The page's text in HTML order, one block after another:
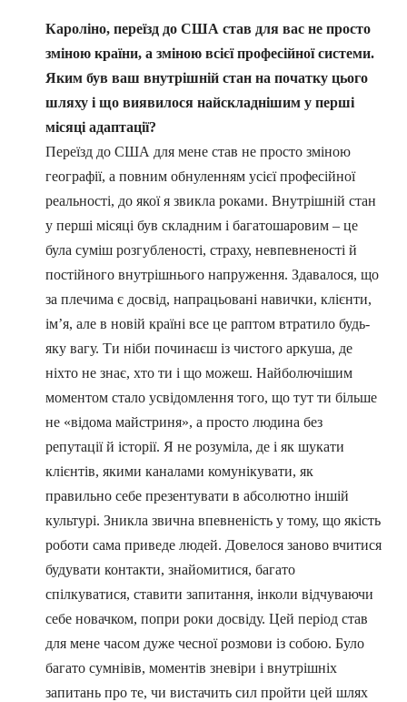
Кароліно, переїзд до США став для вас не просто
зміною країни, а зміною всієї професійної системи.
Яким був ваш внутрішній стан на початку цього
шляху і що виявилося найскладнішим у перші
місяці адаптації?
Переїзд до США для мене став не просто зміною
географії, а повним обнуленням усієї професійної
реальності, до якої я звикла роками. Внутрішній стан
у перші місяці був складним і багатошаровим – це
була суміш розгубленості, страху, невпевненості й
постійного внутрішнього напруження. Здавалося, що
за плечима є досвід, напрацьовані навички, клієнти,
ім’я, але в новій країні все це раптом втратило будь-
яку вагу. Ти ніби починаєш із чистого аркуша, де
ніхто не знає, хто ти і що можеш. Найболючішим
моментом стало усвідомлення того, що тут ти більше
не «відома майстриня», а просто людина без
репутації й історії. Я не розуміла, де і як шукати
клієнтів, якими каналами комунікувати, як
правильно себе презентувати в абсолютно іншій
культурі. Зникла звична впевненість у тому, що якість
роботи сама приведе людей. Довелося заново вчитися
будувати контакти, знайомитися, багато
спілкуватися, ставити запитання, інколи відчуваючи
себе новачком, попри роки досвіду. Цей період став
для мене часом дуже чесної розмови із собою. Було
багато сумнівів, моментів зневіри і внутрішніх
запитань про те, чи вистачить сил пройти цей шлях